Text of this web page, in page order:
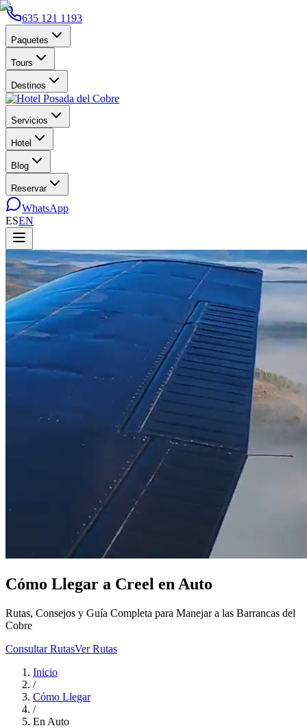
635 121 1193
Paquetes
Tours
Destinos
Servicios
Hotel
Blog
Reservar
WhatsApp
ESEN
Cómo Llegar a Creel en Auto
Rutas, Consejos y Guía Completa para Manejar a las Barrancas del
Cobre
Consultar RutasVer Rutas
Inicio
/
Cómo Llegar
/
En Auto